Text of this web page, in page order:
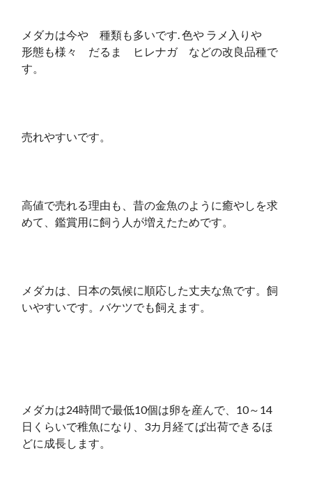
メダカは今や 種類も多いです. 色や ラメ入りや
形態も様々 だるま ヒレナガ などの改良品種で
す。
売れやすいです。
高値で売れる理由も、昔の金魚のように癒やしを求
めて、鑑賞用に飼う人が増えたためです。
メダカは、日本の気候に順応した丈夫な魚です。飼
いやすいです。バケツでも飼えます。
メダカは24時間で最低10個は卵を産んで、10～14
日くらいで稚魚になり、3カ月経てば出荷できるほ
どに成長します。